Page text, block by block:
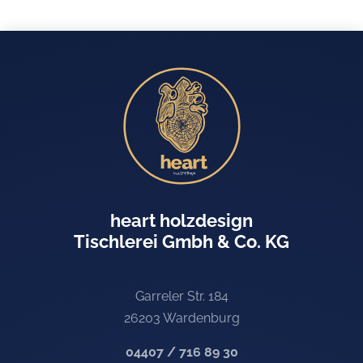
heart holzdesign
Tischlerei Gmbh & Co. KG
Garreler Str. 184
26203 Wardenburg
04407 / 716 89 30